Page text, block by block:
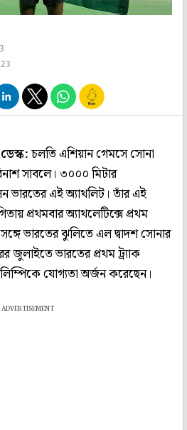
চলতি এশিয়ান গেমসে সোনা
সাবলে। ৩০০০ মিটার
ভারতের এই অ্যাথলিট। তাঁর এই
প্রথমবার অ্যাথলেটিক্সে প্রথম
ভারতের ঝুলিতে এল দ্বাদশ সোনার
জুলাইতে ভারতের প্রথম ট্র্যাক
যোগ্যতা অর্জন করেছেন।
ADVERTISEMENT